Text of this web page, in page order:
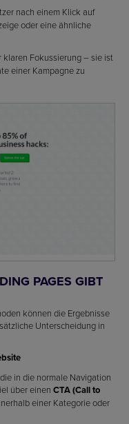
nach einem Klick auf
oder eine ähnliche
klaren Fokussierung – sie ist
einer Kampagne zu
PAGES GIBT
können die Ergebnisse
Unterscheidung in
in die normale Navigation
über einen CTA (Call to
einer Kategorie oder